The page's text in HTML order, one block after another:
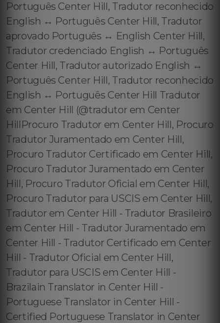
Português Center Hill, Tradutor reconhecido
English ↔️ Português Center Hill, Tradutor
aprovado Português ↔️ English Center Hill,
Tradutor credenciado English ↔️ Português
Center Hill, Tradutor autorizado English ↔️
Português Center Hill, Tradutor reconhecido
English ↔️ Português Center Hill Tradutor
em Center Hill (@tradutor em Center
HillProcuro Tradutor em Center Hill, Procuro
Tradutor Juramentado em Center Hill,
Procuro Tradutor Certificado em Center Hill,
Procuro Tradutor Juramentado em Center
Hill, Procuro Tradutor Oficial em Center Hill,
Procuro Tradutor para USCIS em Center Hill,
Tradutor em Center Hill - Tradutor Brasileiro
em Center Hill - Tradutor Juramentado em
Center Hill - Tradutor Certificado em Center
Hill - Tradutor Oficial em Center Hill,
Tradutor para USCIS em Center Hill -
Brazilain Translator in Center Hill -
Portuguese Translator in Center Hill -
Certified Portuguese Translator in Center